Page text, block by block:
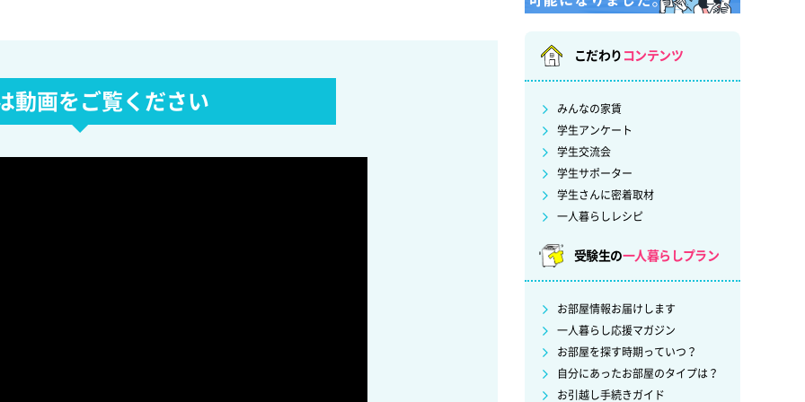
動画をご覧ください
こだわり コンテンツ
みんなの家賃
学生アンケート
学生交流会
学生サポーター
学生さんに密着取材
一人暮らしレシピ
受験生の一人暮らしプラン
お部屋情報お届けします
一人暮らし応援マガジン
お部屋を探す時期っていつ？
自分にあったお部屋のタイプは？
お引越し手続きガイド